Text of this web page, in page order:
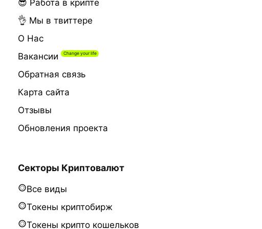
😎 Работа в крипте
👌 Мы в твиттере
О Нас
Вакансии
Обратная связь
Карта сайта
Отзывы
Обновления проекта
Секторы Криптовалют
Все виды
Токены криптобирж
Токены крипто кошельков